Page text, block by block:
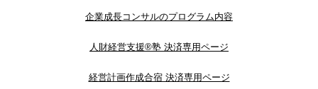
企業成長コンサルのプログラム内容
人財経営支援®︎塾 決済専用ページ
経営計画作成合宿 決済専用ページ